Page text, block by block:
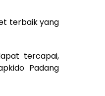
terbaik yang
tercapai,
Padang